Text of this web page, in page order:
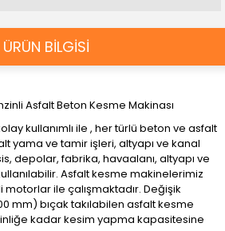
ÜRÜN BİLGİSİ
Asfalt Beton Kesme Makinası
kullanımlı ile , her türlü beton ve asfalt
yama ve tamir işleri, altyapı ve kanal
depolar, fabrika, havaalanı, altyapı ve
Asfalt kesme makinelerimiz
ile çalışmaktadır. Değişik
mm) bıçak takılabilen asfalt kesme
kadar kesim yapma kapasitesine